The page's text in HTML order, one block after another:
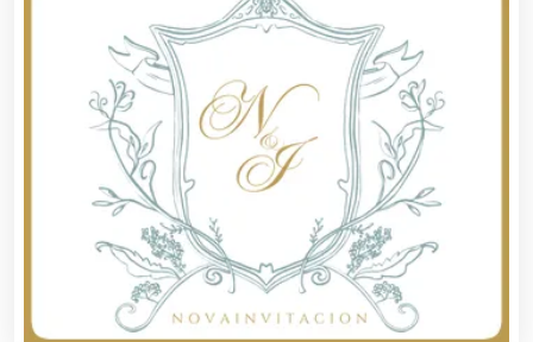
Autobuses
Automatización
Automóviles Nuevos y Usados
Autopartes Eléctricas